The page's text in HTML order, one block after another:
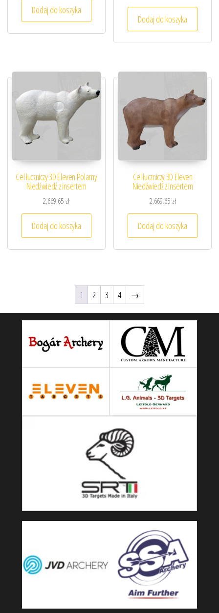
Dodaj do koszyka
Dodaj do koszyka
Cel łuczniczy 3D Eleven Polarny
Niedźwiedź z insertem
2,669.65 zł
Dodaj do koszyka
Cel łuczniczy 3D Eleven
Niedźwiedź z insertem
2,669.65 zł
Dodaj do koszyka
1 2 3 4 →